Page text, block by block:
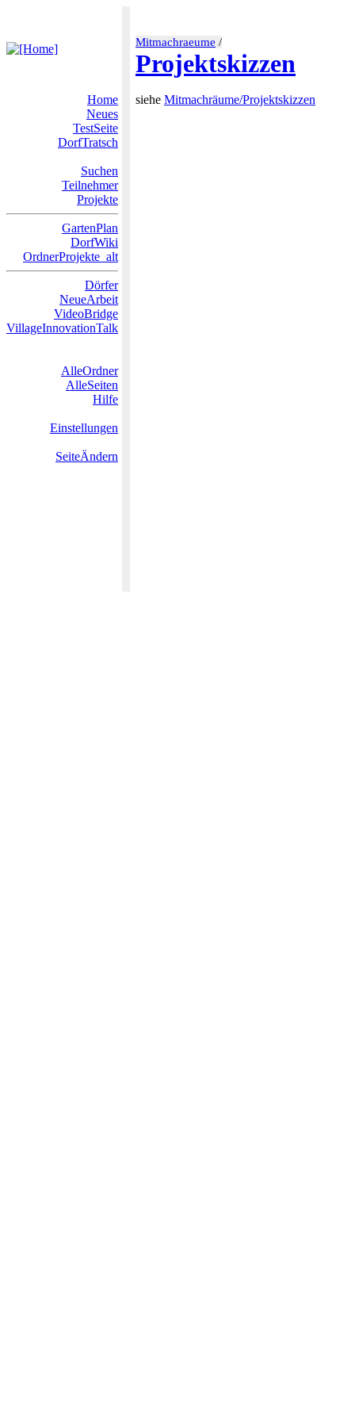
Mitmachraeume /
Projektskizzen
Home
Neues
TestSeite
DorfTratsch
Suchen
Teilnehmer
Projekte
GartenPlan
DorfWiki
OrdnerProjekte_alt
Dörfer
NeueArbeit
VideoBridge
VillageInnovationTalk
AlleOrdner
AlleSeiten
Hilfe
Einstellungen
SeiteÄndern
siehe Mitmachräume/Projektskizzen